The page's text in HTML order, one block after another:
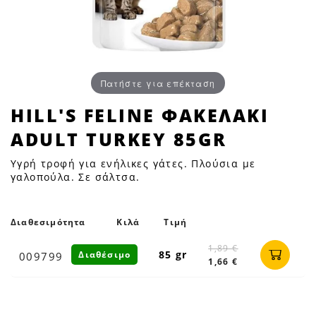
Πατήστε για επέκταση
HILL'S
FELINE
ΦΑΚΕΛΑΚΙ
ADULT
TURKEY
Petfan
HILL'S FELINE ΦΑΚΕΛΑΚΙ
ADULT TURKEY 85GR
Υγρή τροφή για ενήλικες γάτες. Πλούσια με
γαλοπούλα. Σε σάλτσα.
Διαθεσιμότητα Κιλά Τιμή
009799 85 gr
1,89 €
1,66 €
Διαθέσιμο